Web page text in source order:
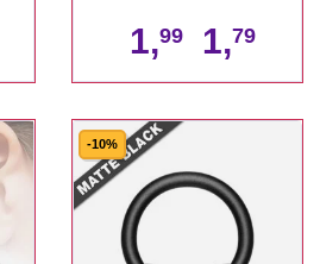
1,99 1,79
-10%